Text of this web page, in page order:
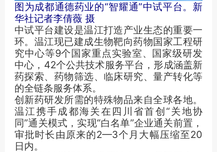
图为成都通德药业的“智耀通”中试平台。新
华社记者李倩薇 摄
中试平台建设是温江打造产业生态的重要一
环。温江现已建成生物靶向药物国家工程研
究中心等9个国家重点实验室、国家级研发
中心，42个公共技术服务平台，形成涵盖新
药探索、药物筛选、临床研究、量产转化等
的全链条服务体系。
创新药研发所需的特殊物品来自全球各地。
温江携手成都海关在四川省首创“关地协
同”通关模式，实现“白名单”企业通关前置，
审批时长由原来的2—3个月大幅压缩至20
日内。